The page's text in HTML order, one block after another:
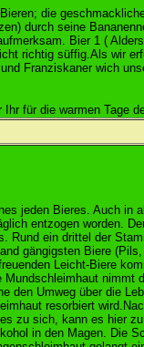
die
durch seine
Bier 1 (
richtig süffig.Als wir
Franziskaner wich
für die warmen Tage
jeden Bieres. Auch in
entzogen worden.
Rund ein drittel der
gängigsten Biere
Leicht-Biere
nimmt
den Umweg über die
resorbiert
zu sich, kann es hier
in den Magen. Die